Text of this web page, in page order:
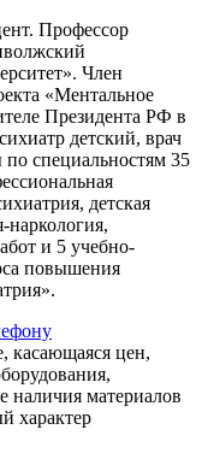
Профессор
Член
«Ментальное
Президента РФ в
детский, врач
специальностям 35
детская
наркология,
и 5 учебно-
повышения
касающаяся цен,
наличия материалов
характер